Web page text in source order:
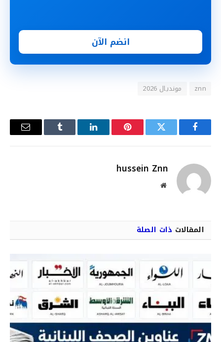
انضم الآن
znn مونديال 2026
فيسبوك تويتر بينتيريستلينكدإن Tumblr
البريد
hussein Znn
موقع
المقالات ذات الصلة